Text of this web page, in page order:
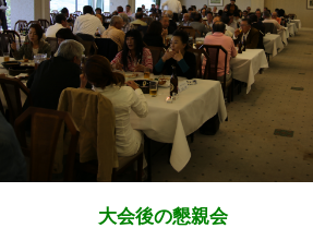
大会後の懇親会